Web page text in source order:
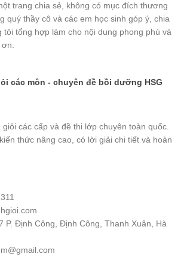
trang chia sẻ, không có mục đích thương
quý thầy cô và các em học sinh góp ý, chia
tôi tổng hợp làm cho nội dung phong phú và
ơn.
các môn - chuyên đề bồi dưỡng HSG
giỏi các cấp và đề thi lớp chuyên toàn quốc.
thức nâng cao, có lời giải chi tiết và hoàn
P. Định Công, Định Công, Thanh Xuân, Hà